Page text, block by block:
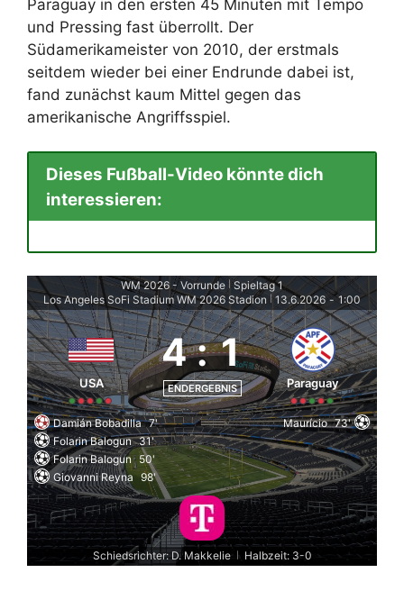
Paraguay in den ersten 45 Minuten mit Tempo
und Pressing fast überrollt. Der
Südamerikameister von 2010, der erstmals
seitdem wieder bei einer Endrunde dabei ist,
fand zunächst kaum Mittel gegen das
amerikanische Angriffsspiel.
Dieses Fußball-Video könnte dich
interessieren:
WM 2026 - Vorrunde
Spieltag 1
Los Angeles SoFi Stadium WM 2026 Stadion
13.6.2026 - 1:00
USA
4 : 1
ENDERGEBNIS Paraguay
Damián Bobadilla 7'
Folarin Balogun 31'
Folarin Balogun 50'
Giovanni Reyna 98'
Maurício 73'
Schiedsrichter: D. Makkelie Halbzeit: 3-0